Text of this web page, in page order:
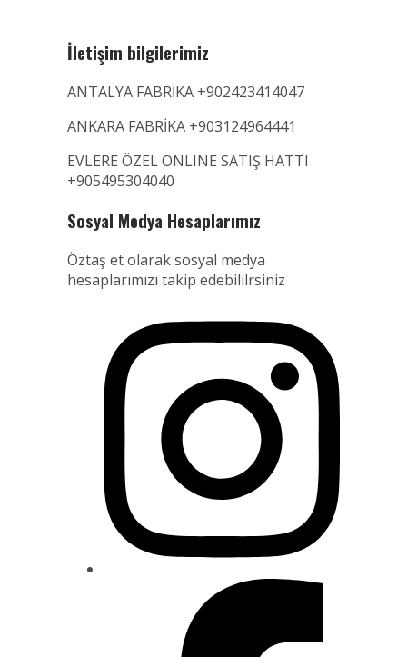
İletişim bilgilerimiz
ANTALYA FABRİKA +902423414047
ANKARA FABRİKA +903124964441
EVLERE ÖZEL ONLINE SATIŞ HATTI
+905495304040
Sosyal Medya Hesaplarımız
Öztaş et olarak sosyal medya
hesaplarımızı takip edebililrsiniz